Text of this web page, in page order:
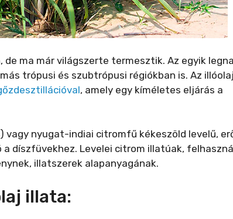
ma már világszerte termesztik. Az egyik
trópusi és szubtrópusi régiókban is. Az
, amely egy kíméletes eljárás a
nyugat-indiai citromfű kékeszöld levelű,
díszfüvekhez. Levelei citrom illatúak,
illatszerek alapanyagának.
illata: